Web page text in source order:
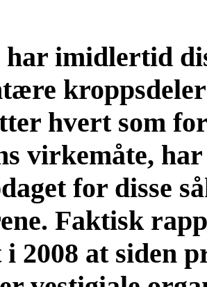
imidlertid
hvert som
virkemåte,
for disse
Faktisk
i 2008 at siden